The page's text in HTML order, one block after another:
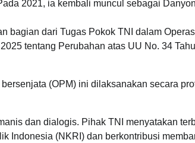
2021, ia kembali muncul sebagai
bagian dari Tugas Pokok TNI dalam
tentang Perubahan atas UU No. 34
(OPM) ini dilaksanakan secara
dan dialogis. Pihak TNI menyatakan
Indonesia (NKRI) dan berkontribusi